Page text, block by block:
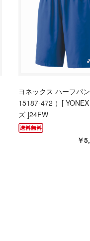
ヨネックス ハーフパ
15187-472 ）[
ズ ]24FW
￥